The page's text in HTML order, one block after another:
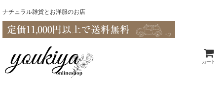
ナチュラル雑貨とお洋服のお店
カート